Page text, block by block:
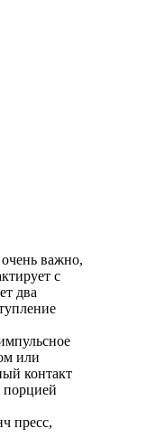
важно,
с
два
или
контакт
порцией
пресс,